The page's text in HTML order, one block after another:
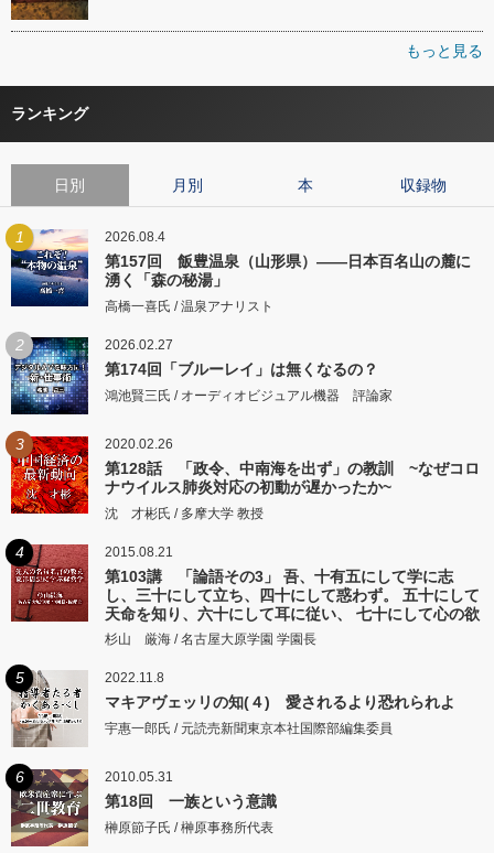
もっと見る
ランキング
日別 月別 本 収録物
1 2026.08.4
第157回 飯豊温泉（山形県）――日本百名山の麓に
湧く「森の秘湯」
高橋一喜氏 / 温泉アナリスト
2 2026.02.27
第174回「ブルーレイ」は無くなるの？
鴻池賢三氏 / オーディオビジュアル機器 評論家
3 2020.02.26
第128話 「政令、中南海を出ず」の教訓 ~なぜコロ
ナウイルス肺炎対応の初動が遅かったか~
沈 才彬氏 / 多摩大学 教授
4 2015.08.21
第103講 「論語その3」 吾、十有五にして学に志
し、三十にして立ち、四十にして惑わず。 五十にして
天命を知り、六十にして耳に従い、 七十にして心の欲
するところに従いて矩をこえず。
杉山 厳海 / 名古屋大原学園 学園長
5 2022.11.8
マキアヴェッリの知(４) 愛されるより恐れられよ
宇惠一郎氏 / 元読売新聞東京本社国際部編集委員
6 2010.05.31
第18回 一族という意識
榊原節子氏 / 榊原事務所代表